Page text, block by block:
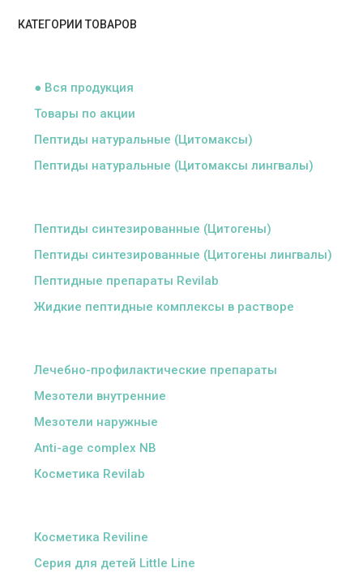
КАТЕГОРИИ ТОВАРОВ
● Вся продукция
Товары по акции
Пептиды натуральные (Цитомаксы)
Пептиды натуральные (Цитомаксы лингвалы)
Пептиды синтезированные (Цитогены)
Пептиды синтезированные (Цитогены лингвалы)
Пептидные препараты Revilab
Жидкие пептидные комплексы в растворе
Лечебно-профилактические препараты
Мезотели внутренние
Мезотели наружные
Anti-age complex NB
Косметика Revilab
Косметика Reviline
Серия для детей Little Line